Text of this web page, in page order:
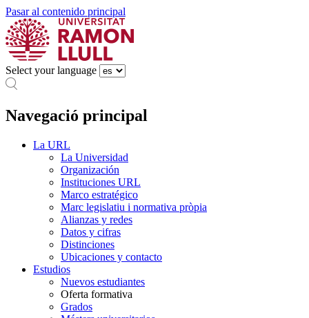
Pasar al contenido principal
Select your language
Navegació principal
La URL
La Universidad
Organización
Instituciones URL
Marco estratégico
Marc legislatiu i normativa pròpia
Alianzas y redes
Datos y cifras
Distinciones
Ubicaciones y contacto
Estudios
Nuevos estudiantes
Oferta formativa
Grados